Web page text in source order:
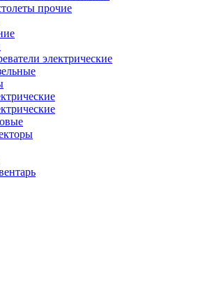
прочие
электрические